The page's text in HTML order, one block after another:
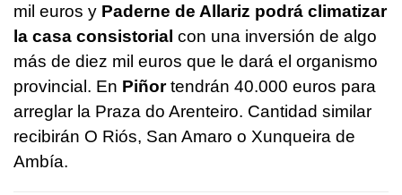
mil euros y Paderne de Allariz podrá climatizar
la casa consistorial con una inversión de algo
más de diez mil euros que le dará el organismo
provincial. En Piñortendrán 40.000 euros para
arreglar la Praza do Arenteiro. Cantidad similar
recibirán O Riós, San Amaro o Xunqueira de
Ambía.